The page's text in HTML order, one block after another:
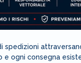
spedizioni
e ogni consegna